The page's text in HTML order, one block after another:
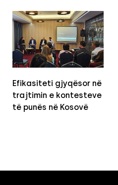
Efikasiteti gjyqësor në
trajtimin e kontesteve
të punës në Kosovë